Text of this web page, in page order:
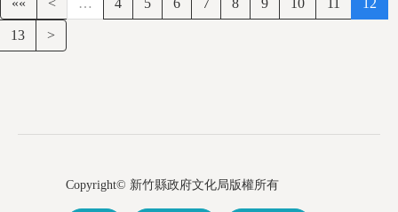
«« < … 4 5 6 7 8 9 10 11 12
13 >
Copyright© 新竹縣政府文化局版權所有